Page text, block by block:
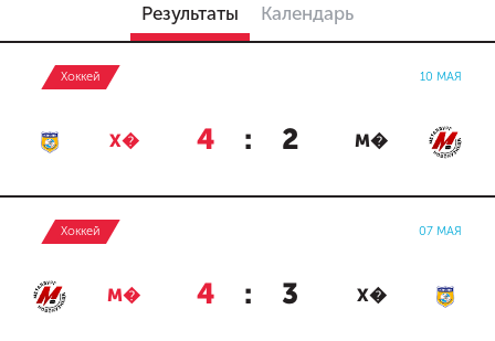
Результаты Календарь
Хоккей 10 МАЯ
Х� 4 : 2 М�
Хоккей 07 МАЯ
М� 4 : 3 Х�